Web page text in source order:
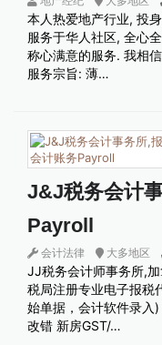
本人热爱地产行业, 投
服务于华人社区, 全心
称心满意的服务. 我相
服务宗旨: 薄…
J&J税务会计
Payroll
会计法律 大多地区
JJ税务会计师事务所,
税局注册专业电子报税
始单据，会计软件录入
改错 新房GST/…